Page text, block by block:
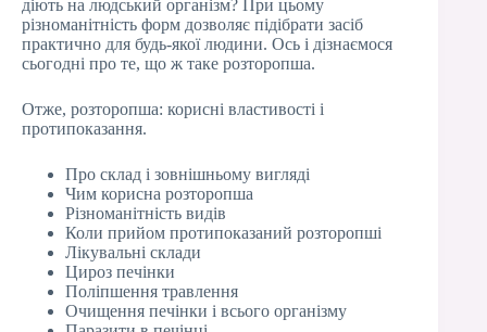
діють на людський організм? При цьому
різноманітність форм дозволяє підібрати засіб
практично для будь-якої людини. Ось і дізнаємося
сьогодні про те, що ж таке розторопша.
Отже, розторопша: корисні властивості і
протипоказання.
Про склад і зовнішньому вигляді
Чим корисна розторопша
Різноманітність видів
Коли прийом протипоказаний розторопші
Лікувальні склади
Цироз печінки
Поліпшення травлення
Очищення печінки і всього організму